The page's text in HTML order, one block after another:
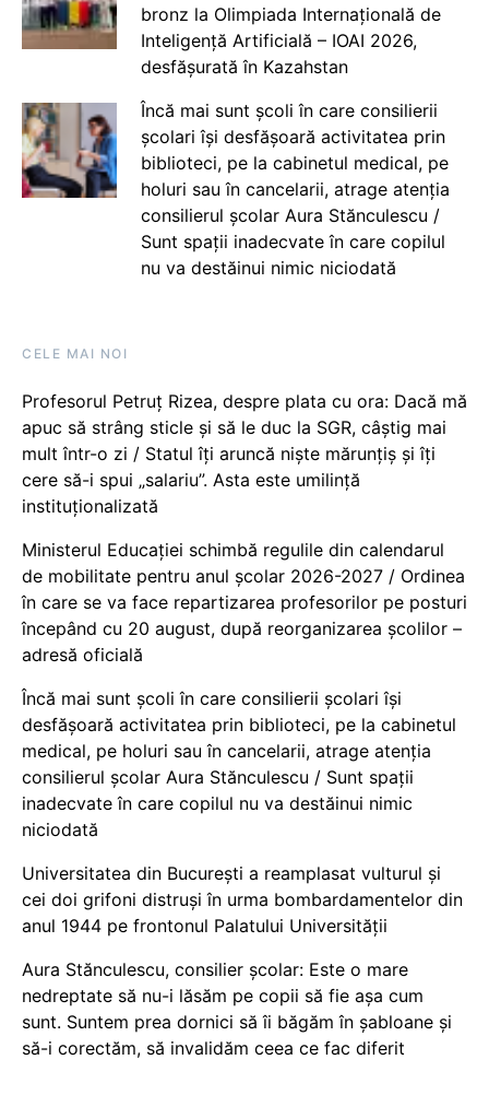
bronz la Olimpiada Internațională de
Inteligență Artificială – IOAI 2026,
desfășurată în Kazahstan
Încă mai sunt școli în care consilierii
școlari își desfășoară activitatea prin
biblioteci, pe la cabinetul medical, pe
holuri sau în cancelarii, atrage atenția
consilierul școlar Aura Stănculescu /
Sunt spații inadecvate în care copilul
nu va destăinui nimic niciodată
CELE MAI NOI
Profesorul Petruț Rizea, despre plata cu ora: Dacă mă
apuc să strâng sticle și să le duc la SGR, câștig mai
mult într-o zi / Statul îți aruncă niște mărunțiș și îți
cere să-i spui „salariu”. Asta este umilință
instituționalizată
Ministerul Educației schimbă regulile din calendarul
de mobilitate pentru anul școlar 2026-2027 / Ordinea
în care se va face repartizarea profesorilor pe posturi
începând cu 20 august, după reorganizarea școlilor –
adresă oficială
Încă mai sunt școli în care consilierii școlari își
desfășoară activitatea prin biblioteci, pe la cabinetul
medical, pe holuri sau în cancelarii, atrage atenția
consilierul școlar Aura Stănculescu / Sunt spații
inadecvate în care copilul nu va destăinui nimic
niciodată
Universitatea din București a reamplasat vulturul și
cei doi grifoni distruși în urma bombardamentelor din
anul 1944 pe frontonul Palatului Universității
Aura Stănculescu, consilier școlar: Este o mare
nedreptate să nu-i lăsăm pe copii să fie așa cum
sunt. Suntem prea dornici să îi băgăm în șabloane și
să-i corectăm, să invalidăm ceea ce fac diferit